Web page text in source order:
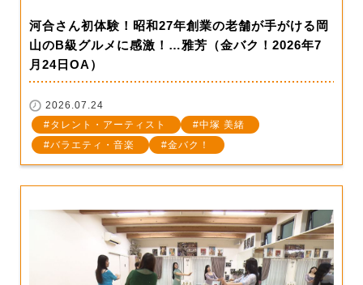
河合さん初体験！昭和27年創業の老舗が手がける岡
山のB級グルメに感激！…雅芳（金バク！2026年7
月24日OA）
2026.07.24
タレント・アーティスト
中塚 美緒
バラエティ・音楽
金バク！